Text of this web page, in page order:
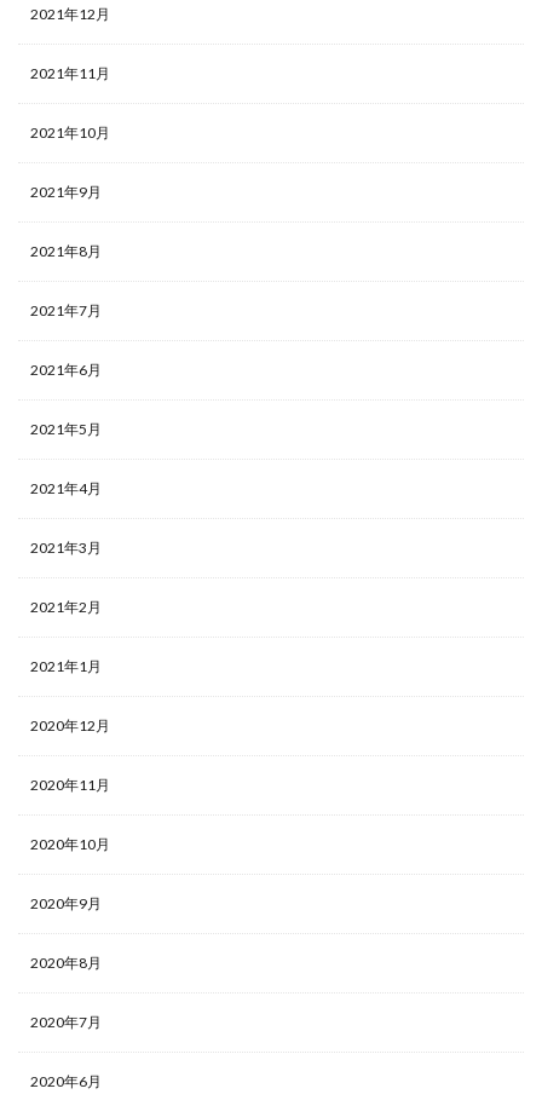
2021年12月
2021年11月
2021年10月
2021年9月
2021年8月
2021年7月
2021年6月
2021年5月
2021年4月
2021年3月
2021年2月
2021年1月
2020年12月
2020年11月
2020年10月
2020年9月
2020年8月
2020年7月
2020年6月